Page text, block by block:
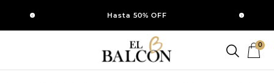
Hasta 50% OFF
0